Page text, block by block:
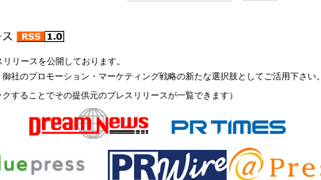
リースを公開しております。
社のプロモーション・マーケティング戦略の新たな選択肢としてご活用下さい。
することでその提供元のプレスリリースが一覧できます）